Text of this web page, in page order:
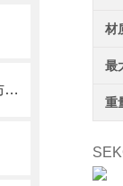
赛高防爆计量泵：卓越计量性能与防爆设计的结合
材
最
重